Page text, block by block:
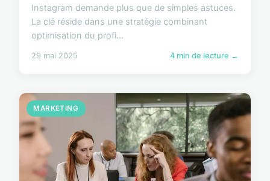
Instagram demande plus que de simples astuces.
La clé réside dans une stratégie combinant
optimisation du profi...
29 mai 2025 4 min de lecture →
MARKETING